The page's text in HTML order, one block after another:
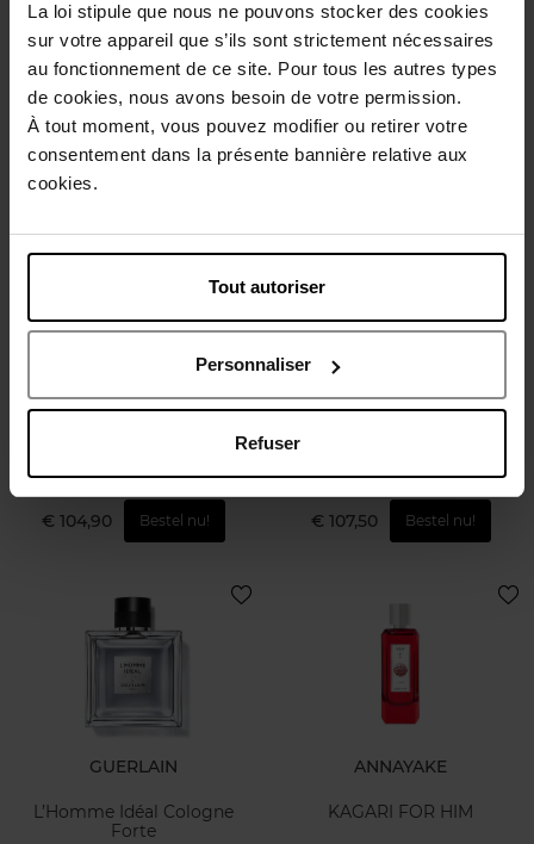
La loi stipule que nous ne pouvons stocker des cookies
sur votre appareil que s’ils sont strictement nécessaires
au fonctionnement de ce site. Pour tous les autres types
de cookies, nous avons besoin de votre permission.
À tout moment, vous pouvez modifier ou retirer votre
consentement dans la présente bannière relative aux
cookies.
Tout autoriser
Personnaliser
Refuser
Eau de Parfum
€ 130,50 Bestel nu!
Eau de Parfum
€ 86,50 Bestel nu!
SCANDAL POUR HOMME
ELIXIR
€ 104,90 Bestel nu!
For Him Musc Santal Eau de
Parfum Intense
€ 107,50 Bestel nu!
GUERLAIN
L’Homme Idéal Cologne
Forte
ANNAYAKE
KAGARI FOR HIM